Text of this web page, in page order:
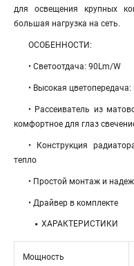
для освещения крупных
большая нагрузка на сеть.
ОСОБЕННОСТИ:
• Светоотдача: 90Lm/W
• Высокая цветопередача:
• Рассеиватель из
комфортное для глаз
• Конструкция
тепло
• Простой монтаж и
• Драйвер в комплекте
ХАРАКТЕРИСТИКИ
Мощность